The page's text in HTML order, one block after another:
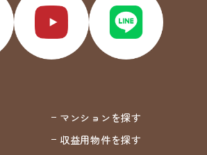
マンションを探す
収益用物件を探す